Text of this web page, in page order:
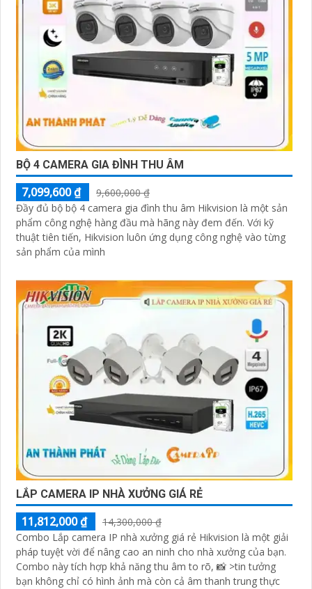
BỘ 4 CAMERA GIA ĐÌNH THU ÂM
7,099,600 ₫
9,600,000 ₫
Đầy đủ bộ bộ 4 camera gia đình thu âm Hikvision là một sản
phẩm công nghệ hàng đầu mà hãng này đem đến. Với kỹ
thuật tiên tiến, Hikvision luôn ứng dụng công nghệ vào từng
sản phẩm của mình
LẮP CAMERA IP NHÀ XƯỞNG GIÁ RẺ
11,812,000 ₫
14,300,000 ₫
Combo Lắp camera IP nhà xưởng giá rẻ Hikvision là một giải
pháp tuyệt vời để nâng cao an ninh cho nhà xưởng của bạn.
Combo này tích hợp khả năng thu âm to rõ, 📸 >tin tưởng
bạn không chỉ có hình ảnh mà còn cả âm thanh trung thực